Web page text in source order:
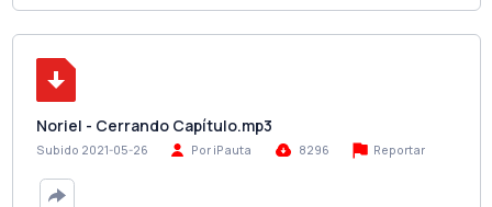
Noriel - Cerrando Capítulo.mp3
Subido 2021-05-26 Por iPauta 8296 Reportar